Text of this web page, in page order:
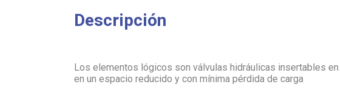
Descripción
Los elementos lógicos son válvulas hidráulicas insertables
en un espacio reducido y con mínima pérdida de carga